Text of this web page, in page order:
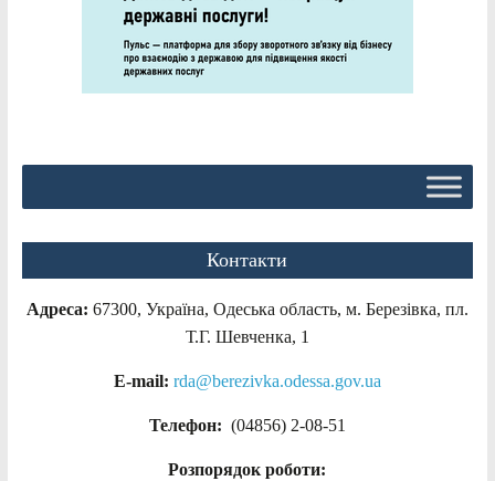
Контакти
Адреса: 67300, Україна, Одеська область, м. Березівка, пл.
Т.Г. Шевченка, 1
E-mail: rda@berezivka.odessa.gov.ua
Телефон: (04856) 2-08-51
Розпорядок роботи: